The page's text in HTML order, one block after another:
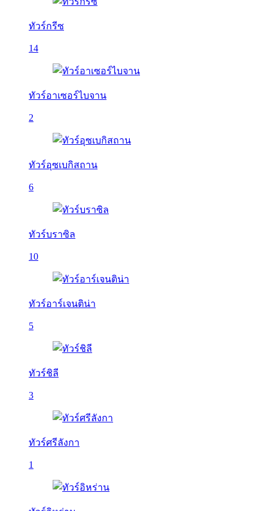
ทัวร์กรีซ
14
ทัวร์อาเซอร์ไบจาน
2
ทัวร์อุซเบกิสถาน
6
ทัวร์บราซิล
10
ทัวร์อาร์เจนติน่า
5
ทัวร์ชิลี
3
ทัวร์ศรีลังกา
1